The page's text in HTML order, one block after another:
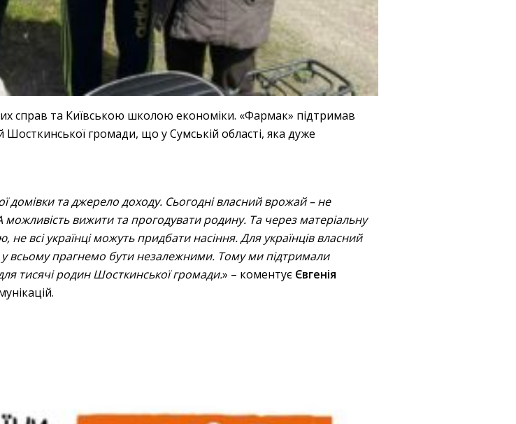
справ та Київською школою економіки. «Фармак» підтримав
громади, що у Сумській області, яка дуже
домівки та джерело доходу. Сьогодні власний врожай – не
вижити та прогодувати родину. Та через матеріальну
не всі українці можуть придбати насіння. Для українців власний
всьому прагнемо бути незалежними. Тому ми підтримали
тисячі родин Шосткинської громади.» – коментує Євгенія